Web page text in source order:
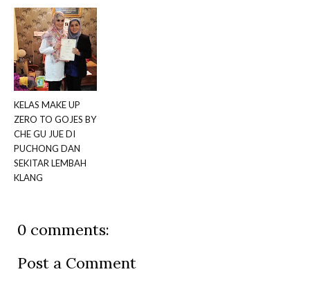
KELAS MAKE UP
ZERO TO GOJES BY
CHE GU JUE DI
PUCHONG DAN
SEKITAR LEMBAH
KLANG
0 comments:
Post a Comment